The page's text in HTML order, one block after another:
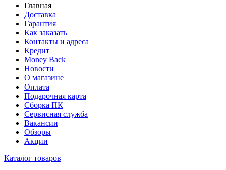
Главная
Доставка
Гарантия
Как заказать
Контакты и адреса
Кредит
Money Back
Новости
О магазине
Оплата
Подарочная карта
Сборка ПК
Сервисная служба
Вакансии
Обзоры
Акции
Каталог товаров